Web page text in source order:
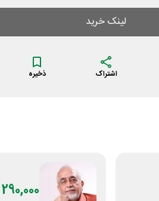
لینک خرید
اشتراک ذخیره
290,000